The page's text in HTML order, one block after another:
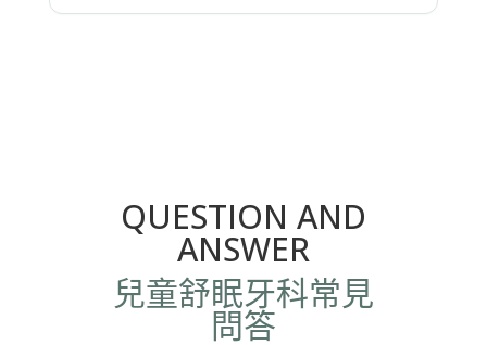
QUESTION AND
ANSWER
兒童舒眠牙科常見
問答